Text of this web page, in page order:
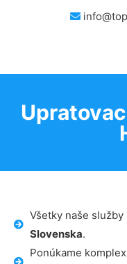
Všetky naše
Slovenska.
Ponúkame